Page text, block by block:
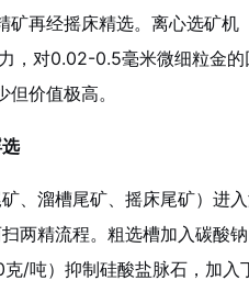
矿再经摇床精选。离心选矿
，对0.02-0.5毫米微细粒金
价值极高。
、溜槽尾矿、摇床尾矿）进
两精流程。粗选槽加入碳
/吨）抑制硅酸盐脉石，加